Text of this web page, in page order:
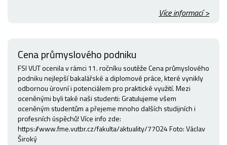
Více informací >
Cena průmyslového podniku
FSI VUT ocenila v rámci 11. ročníku soutěže Cena průmyslového
podniku nejlepší bakalářské a diplomové práce, které vynikly
odbornou úrovní i potenciálem pro praktické využití. Mezi
oceněnými byli také naši studenti: Gratulujeme všem
oceněným studentům a přejeme mnoho dalších studijních i
profesních úspěchů! Více info zde:
https://www.fme.vutbr.cz/fakulta/aktuality/77024 Foto: Václav
Široký